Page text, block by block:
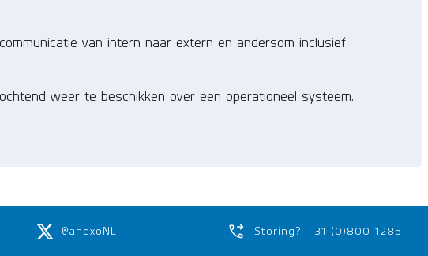
van intern naar extern en andersom inclusief
weer te beschikken over een operationeel systeem.
@anexoNL Storing? +31 (0)800 1285